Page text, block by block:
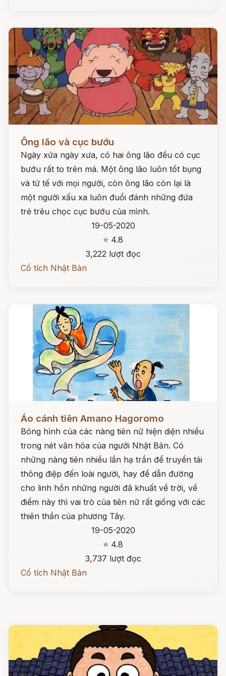
Đọc ngay
Ông lão và cục bướu
Ngày xửa ngày xưa, có hai ông lão đều có cục
bướu rất to trên má. Một ông lão luôn tốt bụng
và tử tế với mọi người, còn ông lão còn lại là
một người xấu xa luôn đuổi đánh những đứa
trẻ trêu chọc cục bướu của mình.
19-05-2020
⭐ 4.8
3,222 lượt đọc
Cổ tích Nhật Bản
Đọc ngay
Áo cánh tiên Amano Hagoromo
Bóng hình của các nàng tiên nữ hiện diện nhiều
trong nét văn hóa của người Nhật Bản. Có
những nàng tiên nhiều lần hạ trần để truyền tải
thông điệp đến loài người, hay để dẫn đường
cho linh hồn những người đã khuất về trời, về
điểm này thì vai trò của tiên nữ rất giống với các
thiên thần của phương Tây.
19-05-2020
⭐ 4.8
3,737 lượt đọc
Cổ tích Nhật Bản